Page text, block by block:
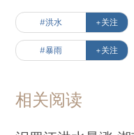
#洪水 +关注
#暴雨 +关注
相关阅读